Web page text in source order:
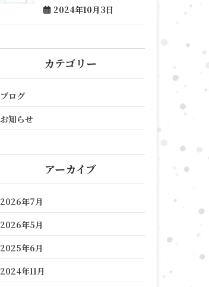
2024年10月3日
カテゴリー
ブログ
お知らせ
アーカイブ
2026年7月
2026年5月
2025年6月
2024年11月